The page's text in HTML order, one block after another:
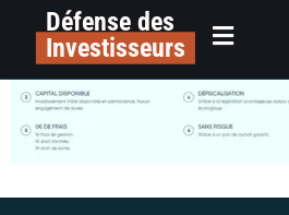
principalDéfense des
Investisseurs
image-20